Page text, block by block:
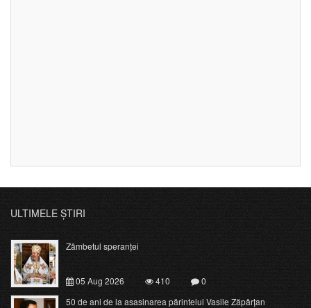
ULTIMELE ȘTIRI
Zâmbetul speranței
05 Aug 2026 410
0
50 de ani de la asasinarea părintelui Vasile Zăpârțan